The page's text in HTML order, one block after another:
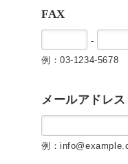
FAX
-
例：03-1234-5678
メールアドレス
例：